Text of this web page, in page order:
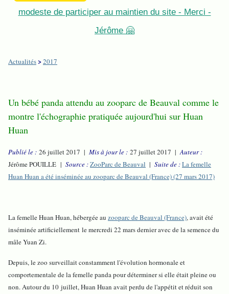
modeste de participer au maintien du site - Merci -
Jérôme 🤗
Actualités>2017
Un bébé panda attendu au zooparc de Beauval comme le
montre l'échographie pratiquée aujourd'hui sur Huan
Huan
Publié le : 26 juillet 2017 | Mis à jour le : 27 juillet 2017 |Auteur :
Jérôme POUILLE | Source :ZooParc de Beauval | Suite de :La femelle
Huan Huan a été inséminée au zooparc de Beauval (France) (27 mars 2017)
La femelle Huan Huan, hébergée au zooparc de Beauval (France), avait été
inséminée artificiellement le mercredi 22 mars dernier avec de la semence du
mâle Yuan Zi.
Depuis, le zoo surveillait constamment l'évolution hormonale et
comportementale de la femelle panda pour déterminer si elle était pleine ou
non. Autour du 10 juillet, Huan Huan avait perdu de l'appétit et réduit son